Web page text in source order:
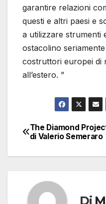
garantire relazioni
questi e altri paesi e
a utilizzare strumenti
ostacolino
costruttori europei di
all’estero. ”
articoli
The Diamond
di Valerio Semeraro
Di